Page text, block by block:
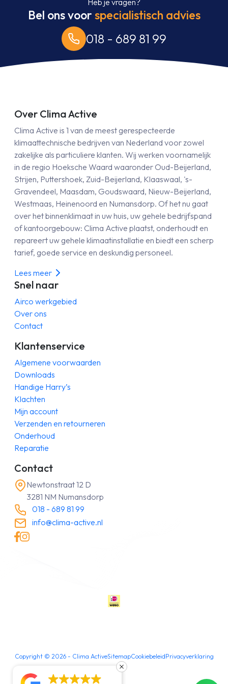
Bel ons voorspecialistisch advies
018 - 689 81 99
Over Clima Active
Clima Active is 1 van de meest gerespecteerde
klimaattechnische bedrijven van Nederland voor zowel
zakelijke als particuliere klanten. Wij werken voornamelijk
in de regio Hoeksche Waard waaronder Oud-Beijerland,
Strijen, Puttershoek, Zuid-Beijerland, Klaaswaal, 's-
Gravendeel, Maasdam, Goudswaard, Nieuw-Beijerland,
Westmaas, Heinenoord en Numansdorp. Of het nu gaat
over het binnenklimaat in uw huis, uw gehele bedrijfspand
of kantoorgebouw: Clima Active plaatst, onderhoudt en
repareert uw gehele klimaatinstallatie en biedt een scherp
tarief, goede service en deskundig personeel.
Lees meer
Snel naar
Airco werkgebied
Over ons
Contact
Klantenservice
Algemene voorwaarden
Downloads
Handige Harry’s
Klachten
Mijn account
Verzenden en retourneren
Onderhoud
Reparatie
Contact
Newtonstraat 12 D
3281 NM Numansdorp
018 - 689 81 99
info@clima-active.nl
Copyright © 2026- Clima ActiveSitemapCookiebeleidPrivacyverklaring